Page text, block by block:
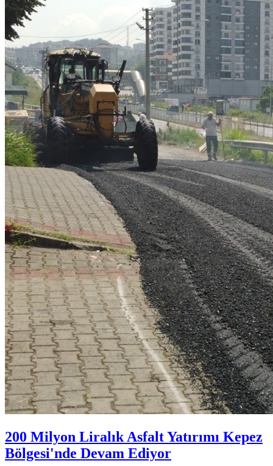
200 Milyon Liralık Asfalt Yatırımı Kepez
Bölgesi'nde Devam Ediyor